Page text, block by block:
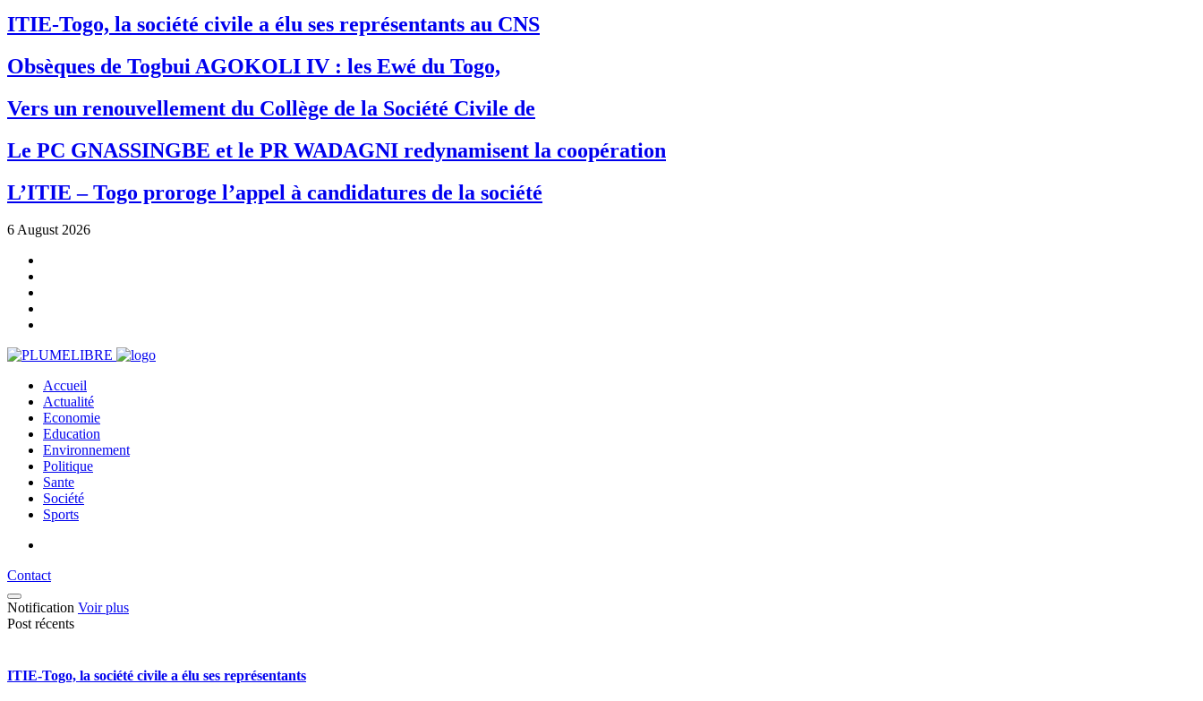
ITIE-Togo, la société civile a élu ses représentants au CNS
Obsèques de Togbui AGOKOLI IV : les Ewé du Togo,
Vers un renouvellement du Collège de la Société Civile de
Le PC GNASSINGBE et le PR WADAGNI redynamisent la coopération
L’ITIE – Togo proroge l’appel à candidatures de la société
6 August 2026
Accueil
Actualité
Economie
Education
Environnement
Politique
Sante
Société
Sports
Contact
Notification Voir plus
Post récents
ITIE-Togo, la société civile a élu ses représentants